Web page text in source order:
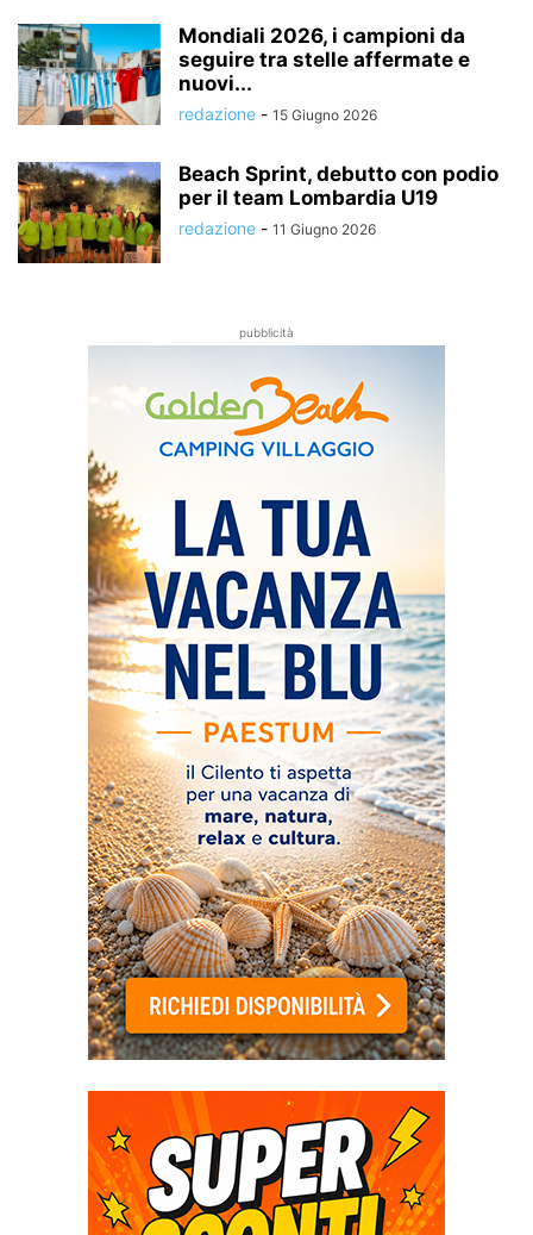
Mondiali 2026, i campioni da
seguire tra stelle affermate e
nuovi...
redazione - 15 Giugno 2026
Beach Sprint, debutto con podio
per il team Lombardia U19
redazione - 11 Giugno 2026
pubblicità